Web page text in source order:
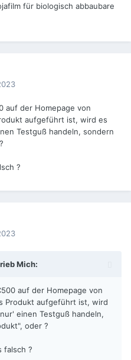
für biologisch abbaubare
auf der Homepage von
aufgeführt ist, wird es
Testguß handeln, sondern
?
Mich:
auf der Homepage von
Produkt aufgeführt ist, wird
einen Testguß handeln,
oder ?
falsch ?